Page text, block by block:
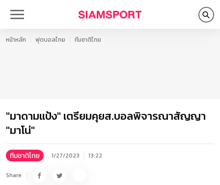
หน้าหลัก ฟุตบอลไทย ทีมชาติไทย
"มาดามแป้ง" เตรียมคุยส.บอลพิจารณาสัญญา
"มาโน่"
ทีมชาติไทย 1/27/2023 13:22
Share